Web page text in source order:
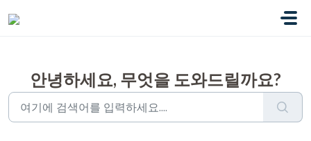
안녕하세요, 무엇을 도와드릴까요?